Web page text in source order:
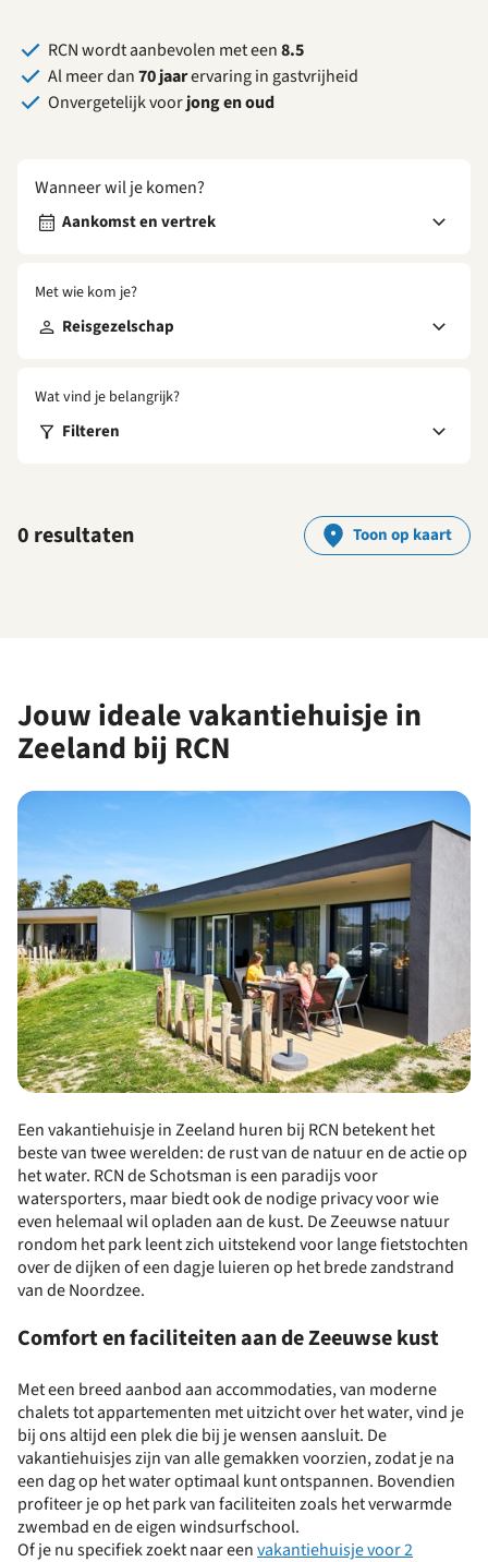
RCN wordt aanbevolen met een8.5
Al meer dan70 jaarervaring in gastvrijheid
Onvergetelijk voorjong en oud
Wanneer wil je komen?
Aankomst en vertrek
Met wie kom je?
Reisgezelschap
Wat vind je belangrijk?
Filteren
0 resultaten Toon op kaart
Jouw ideale vakantiehuisje in
Zeeland bij RCN
Een vakantiehuisje in Zeeland huren bij RCN betekent het
beste van twee werelden: de rust van de natuur en de actie op
het water. RCN de Schotsman is een paradijs voor
watersporters, maar biedt ook de nodige privacy voor wie
even helemaal wil opladen aan de kust. De Zeeuwse natuur
rondom het park leent zich uitstekend voor lange fietstochten
over de dijken of een dagje luieren op het brede zandstrand
van de Noordzee.
Comfort en faciliteiten aan de Zeeuwse kust
Met een breed aanbod aan accommodaties, van moderne
chalets tot appartementen met uitzicht over het water, vind je
bij ons altijd een plek die bij je wensen aansluit. De
vakantiehuisjes zijn van alle gemakken voorzien, zodat je na
een dag op het water optimaal kunt ontspannen. Bovendien
profiteer je op het park van faciliteiten zoals het verwarmde
zwembad en de eigen windsurfschool.
Of je nu specifiek zoekt naar eenvakantiehuisje voor 2